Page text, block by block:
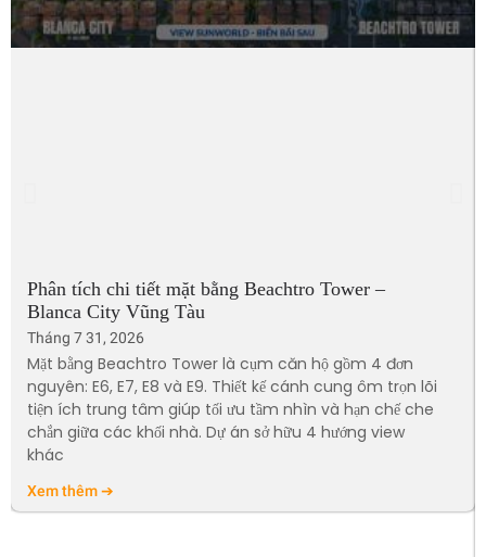
Phân tích chi tiết mặt bằng Beachtro Tower –
Blanca City Vũng Tàu
Tháng 7 31, 2026
Mặt bằng Beachtro Tower là cụm căn hộ gồm 4 đơn
nguyên: E6, E7, E8 và E9. Thiết kế cánh cung ôm trọn lõi
tiện ích trung tâm giúp tối ưu tầm nhìn và hạn chế che
chắn giữa các khối nhà. Dự án sở hữu 4 hướng view
khác
Xem thêm ➔